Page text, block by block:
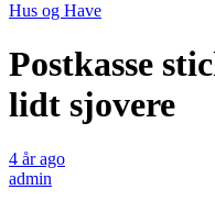
Hus og Have
Postkasse
lidt sjovere
4 år ago
admin